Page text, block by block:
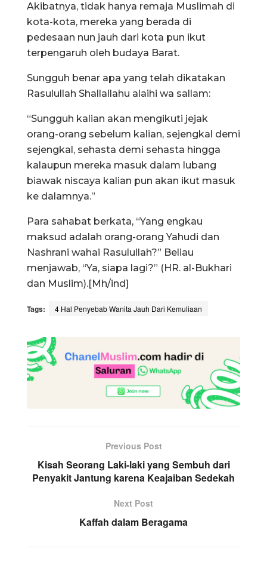
Akibatnya, tidak hanya remaja Muslimah di
kota-kota, mereka yang berada di
pedesaan nun jauh dari kota pun ikut
terpengaruh oleh budaya Barat.
Sungguh benar apa yang telah dikatakan
Rasulullah Shallallahu alaihi wa sallam:
“Sungguh kalian akan mengikuti jejak
orang-orang sebelum kalian, sejengkal demi
sejengkal, sehasta demi sehasta hingga
kalaupun mereka masuk dalam lubang
biawak niscaya kalian pun akan ikut masuk
ke dalamnya.”
Para sahabat berkata, “Yang engkau
maksud adalah orang-orang Yahudi dan
Nashrani wahai Rasulullah?” Beliau
menjawab, “Ya, siapa lagi?” (HR. al-Bukhari
dan Muslim).[Mh/ind]
Tags: 4 Hal Penyebab Wanita Jauh Dari Kemuliaan
Previous Post
Kisah Seorang Laki-laki yang Sembuh dari
Penyakit Jantung karena Keajaiban Sedekah
Next Post
Kaffah dalam Beragama